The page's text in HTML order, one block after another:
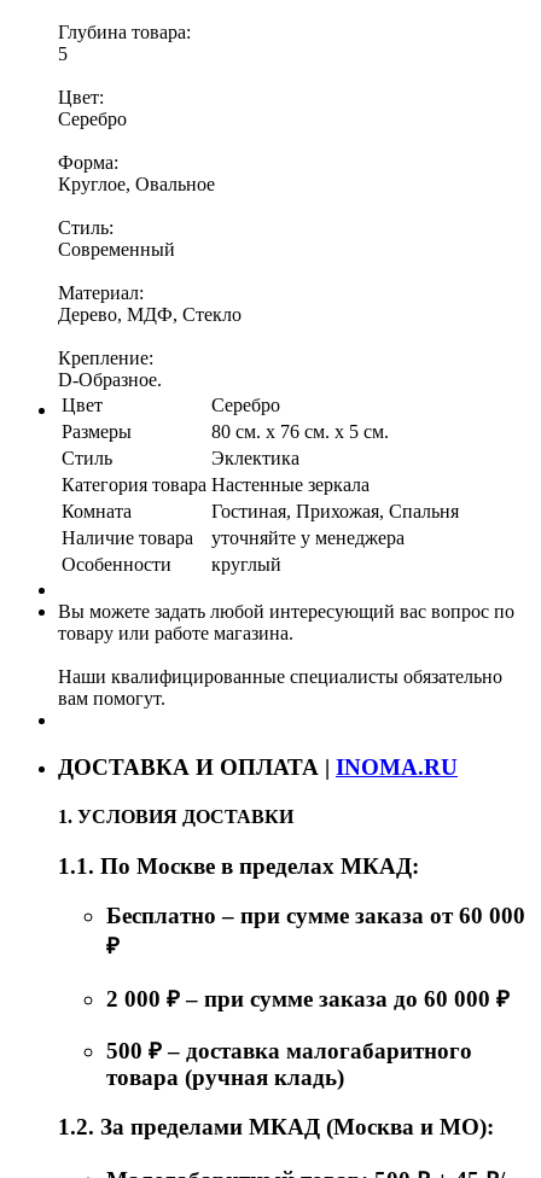
Глубина товара:
5
Цвет:
Серебро
Форма:
Круглое, Овальное
Стиль:
Современный
Материал:
Дерево, МДФ, Стекло
Крепление:
D-Образное.
Цвет
Серебро
Размеры
80 см. х 76 см. х 5 см.
Стиль
Эклектика
Категория товара Настенные зеркала
Комната
Гостиная, Прихожая, Спальня
Наличие товара
уточняйте у менеджера
Особенности
круглый
Вы можете задать любой интересующий вас вопрос по
товару или работе магазина.
Наши квалифицированные специалисты обязательно
вам помогут.
ДОСТАВКА И ОПЛАТА | INOMA.RU
1. УСЛОВИЯ ДОСТАВКИ
1.1. По Москве в пределах МКАД:
Бесплатно – при сумме заказа от 60 000
₽
2 000 ₽ – при сумме заказа до 60 000 ₽
500 ₽ – доставка малогабаритного
товара (ручная кладь)
1.2. За пределами МКАД (Москва и МО):